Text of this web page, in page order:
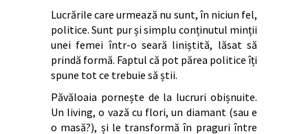
Lucrările care urmează nu sunt, în niciun fel,
politice. Sunt pur și simplu conținutul minții
unei femei într-o seară liniștită, lăsat să
prindă formă. Faptul că pot părea politice îți
spune tot ce trebuie să știi.
Păvăloaia pornește de la lucruri obișnuite.
Un living, o vază cu flori, un diamant (sau e
o masă?), și le transformă în praguri între